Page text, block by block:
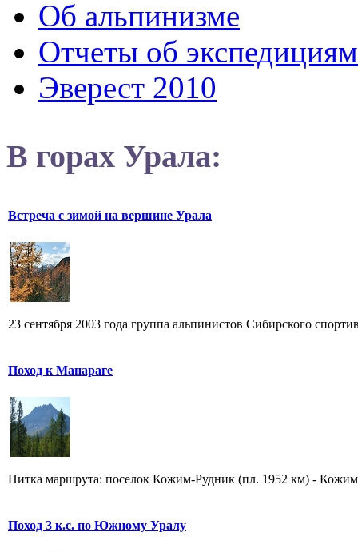
Об альпинизме
Отчеты об экспедициям
Эверест 2010
В горах Урала:
Встреча с зимой на вершине Урала
23 сентября 2003 года группа альпинистов Сибирского
Поход к Манараге
Нитка маршрута: поселок Кожим-Рудник (пл. 1952 км) -
Поход 3 к.с. по Южному Уралу